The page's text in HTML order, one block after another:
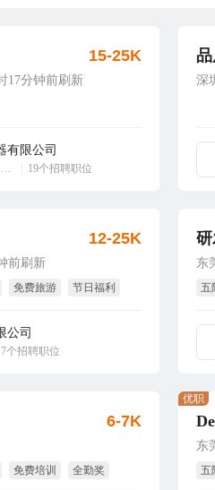
17分钟前刷新
有限公司
电子技术、半导体、集成电路 19个招聘职位
15-25K
深
前刷新
免费旅游
节日福利
公司
7个招聘职位
12-25K
东
五
免费培训
全勤奖
6-7K
东
五
优职